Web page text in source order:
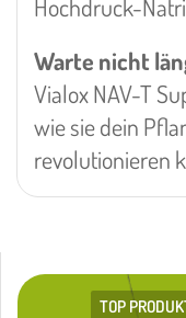
Hochdruck-
Warte nicht
Vialox NAV-T
wie sie dein
revolutionieren
TOP